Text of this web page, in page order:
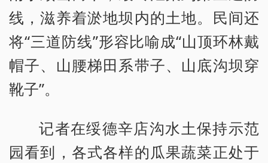
线，滋养着淤地坝内的土地。民间还
将“三道防线”形容比喻成“山顶环林戴
帽子、山腰梯田系带子、山底沟坝穿
靴子”。
记者在绥德辛店沟水土保持示范
园看到，各式各样的瓜果蔬菜正处于